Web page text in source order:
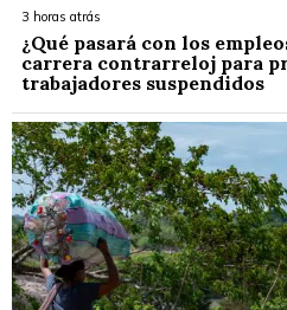
3 horas atrás
¿Qué pasará con los
carrera contrarreloj para
trabajadores suspendidos